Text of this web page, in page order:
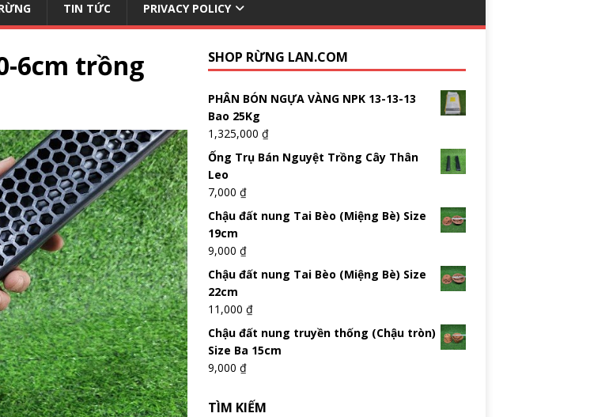
TIN TỨC PRIVACY POLICY
6cm trồng
SHOP RỪNG LAN.COM
PHÂN BÓN NGỰA VÀNG NPK 13-13-13
Bao 25Kg
1,325,000 ₫
Ống Trụ Bán Nguyệt Trồng Cây Thân
Leo
7,000 ₫
Chậu đất nung Tai Bèo (Miệng Bè) Size
19cm
9,000 ₫
Chậu đất nung Tai Bèo (Miệng Bè) Size
22cm
11,000 ₫
Chậu đất nung truyền thống (Chậu tròn)
Size Ba 15cm
9,000 ₫
TÌM KIẾM